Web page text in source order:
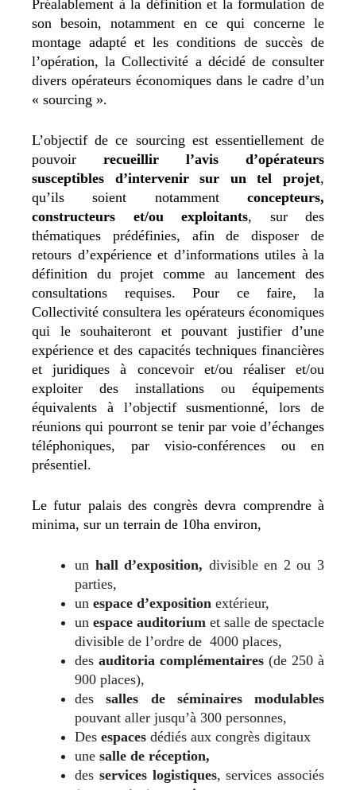
Préalablement à la définition et la formulation de
son besoin, notamment en ce qui concerne le
montage adapté et les conditions de succès de
l’opération, la Collectivité a décidé de consulter
divers opérateurs économiques dans le cadre d’un
« sourcing ».
L’objectif de ce sourcing est essentiellement de
pouvoir recueillir l’avis d’opérateurs
susceptibles d’intervenir sur un tel projet,
qu’ils soient notamment concepteurs,
constructeurs et/ou exploitants, sur des
thématiques prédéfinies, afin de disposer de
retours d’expérience et d’informations utiles à la
définition du projet comme au lancement des
consultations requises. Pour ce faire, la
Collectivité consultera les opérateurs économiques
qui le souhaiteront et pouvant justifier d’une
expérience et des capacités techniques financières
et juridiques à concevoir et/ou réaliser et/ou
exploiter des installations ou équipements
équivalents à l’objectif susmentionné, lors de
réunions qui pourront se tenir par voie d’échanges
téléphoniques, par visio-conférences ou en
présentiel.
Le futur palais des congrès devra comprendre à
minima, sur un terrain de 10ha environ,
un hall d’exposition, divisible en 2 ou 3
parties,
un espace d’exposition extérieur,
un espace auditorium et salle de spectacle
divisible de l’ordre de 4000 places,
des auditoria complémentaires (de 250 à
900 places),
dessalles de séminaires modulables
pouvant aller jusqu’à 300 personnes,
Des espaces dédiés aux congrès digitaux
une salle de réception,
des services logistiques, services associés